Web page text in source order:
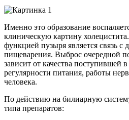
Именно это образование
клиническую картину
функцией пузыря является связь с
пищеварения. Выброс очередной
зависит от качества поступившей
регулярности питания, работы
человека.
По действию на билиарную
типа препаратов: